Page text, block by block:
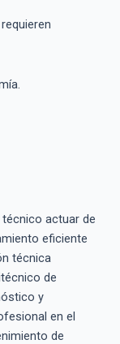
actuar de
eficiente
técnica
de
y
en el
de